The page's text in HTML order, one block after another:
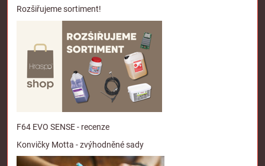
Rozšiřujeme sortiment!
F64 EVO SENSE - recenze
Konvičky Motta - zvýhodněné sady